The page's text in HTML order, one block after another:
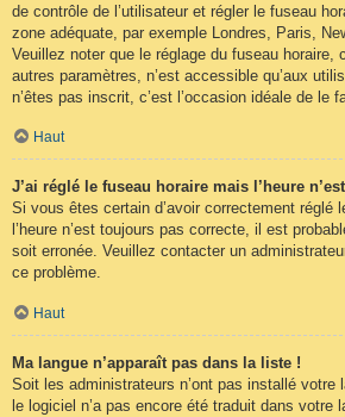
de contrôle de l’utilisateur et régler le fuseau
zone adéquate, par exemple Londres, Paris,
Veuillez noter que le réglage du fuseau horaire,
autres paramètres, n’est accessible qu’aux
n’êtes pas inscrit, c’est l’occasion idéale de le
Haut
J’ai réglé le fuseau horaire mais l’heure
Si vous êtes certain d’avoir correctement réglé
l’heure n’est toujours pas correcte, il est
soit erronée. Veuillez contacter un
ce problème.
Haut
Ma langue n’apparaît pas dans la liste !
Soit les administrateurs n’ont pas installé votre
le logiciel n’a pas encore été traduit dans votre